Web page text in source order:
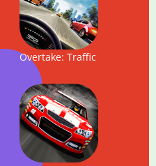
RC boat racing simulator
Overtake: Traffic Racing